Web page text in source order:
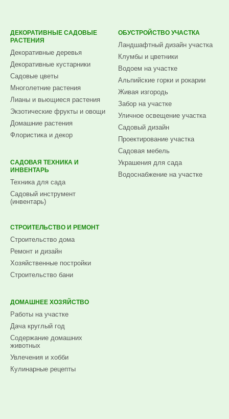
ДЕКОРАТИВНЫЕ САДОВЫЕ
РАСТЕНИЯ
Декоративные деревья
Декоративные кустарники
Садовые цветы
Многолетние растения
Лианы и вьющиеся растения
Экзотические фрукты и овощи
Домашние растения
Флористика и декор
САДОВАЯ ТЕХНИКА И
ИНВЕНТАРЬ
Техника для сада
Садовый инструмент
(инвентарь)
ОБУСТРОЙСТВО УЧАСТКА
Ландшафтный дизайн участка
Клумбы и цветники
Водоем на участке
Альпийские горки и рокарии
Живая изгородь
Забор на участке
Уличное освещение участка
Садовый дизайн
Проектирование участка
Садовая мебель
Украшения для сада
Водоснабжение на участке
СТРОИТЕЛЬСТВО И РЕМОНТ
Строительство дома
Ремонт и дизайн
Хозяйственные постройки
Строительство бани
ДОМАШНЕЕ ХОЗЯЙСТВО
Работы на участке
Дача круглый год
Содержание домашних
животных
Увлечения и хобби
Кулинарные рецепты